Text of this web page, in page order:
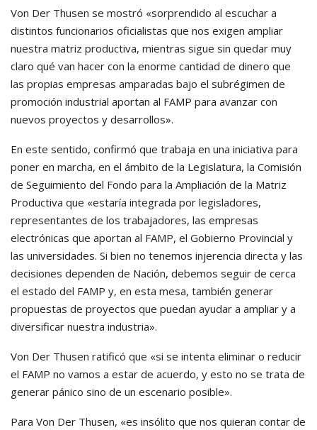
Von Der Thusen se mostró «sorprendido al escuchar a
distintos funcionarios oficialistas que nos exigen ampliar
nuestra matriz productiva, mientras sigue sin quedar muy
claro qué van hacer con la enorme cantidad de dinero que
las propias empresas amparadas bajo el subrégimen de
promoción industrial aportan al FAMP para avanzar con
nuevos proyectos y desarrollos».
En este sentido, confirmó que trabaja en una iniciativa para
poner en marcha, en el ámbito de la Legislatura, la Comisión
de Seguimiento del Fondo para la Ampliación de la Matriz
Productiva que «estaría integrada por legisladores,
representantes de los trabajadores, las empresas
electrónicas que aportan al FAMP, el Gobierno Provincial y
las universidades. Si bien no tenemos injerencia directa y las
decisiones dependen de Nación, debemos seguir de cerca
el estado del FAMP y, en esta mesa, también generar
propuestas de proyectos que puedan ayudar a ampliar y a
diversificar nuestra industria».
Von Der Thusen ratificó que «si se intenta eliminar o reducir
el FAMP no vamos a estar de acuerdo, y esto no se trata de
generar pánico sino de un escenario posible».
Para Von Der Thusen, «es insólito que nos quieran contar de